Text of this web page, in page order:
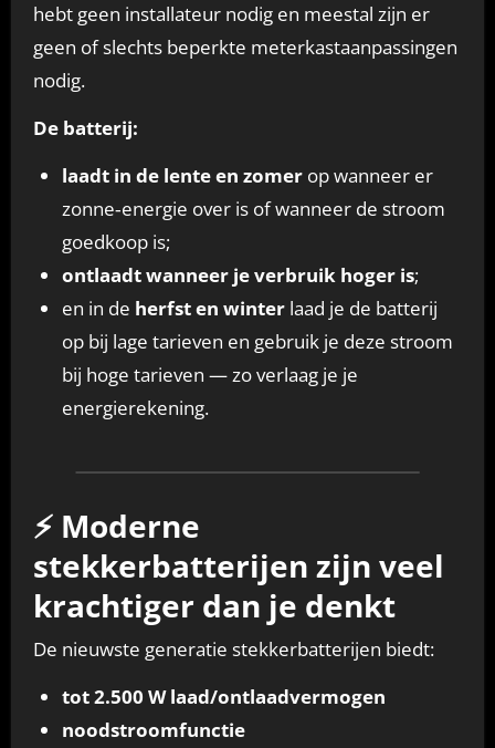
hebt geen installateur nodig en meestal zijn er
geen of slechts beperkte meterkastaanpassingen
nodig.
De batterij:
laadt in de lente en zomerop wanneer er
zonne‑energie over is of wanneer de stroom
goedkoop is;
ontlaadt wanneer je verbruik hoger is;
en in de herfst en winterlaad je de batterij
op bij lage tarieven en gebruik je deze stroom
bij hoge tarieven — zo verlaag je je
energierekening.
⚡ Moderne
stekkerbatterijen zijn veel
krachtiger dan je denkt
De nieuwste generatie stekkerbatterijen biedt:
tot 2.500 W laad/ontlaadvermogen
noodstroomfunctie